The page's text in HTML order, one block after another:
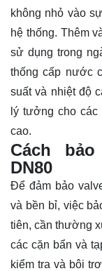
không nhỏ vào
hệ thống. Thêm
sử dụng trong
thống cấp nước
suất và nhiệt độ
lý tưởng cho
cao.
Cách
DN80
Để đảm bảo
và bền bỉ, việc
tiên, cần thường
các cặn bẩn và
kiểm tra và bôi